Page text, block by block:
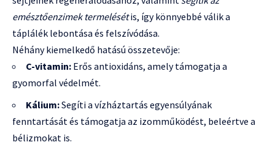
emésztőenzimek termelésétis, így könnyebbé válik a
táplálék lebontása és felszívódása.
Néhány kiemelkedő hatású összetevője:
C-vitamin: Erős antioxidáns, amely támogatja a
gyomorfal védelmét.
Kálium:Segíti a vízháztartás egyensúlyának
fenntartását és támogatja az izomműködést, beleértve a
bélizmokat is.